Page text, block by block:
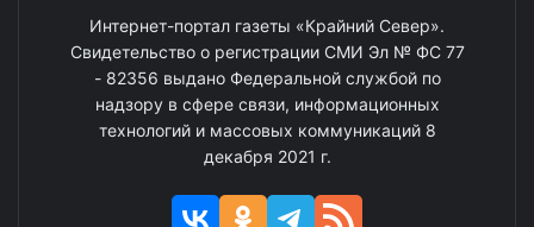
Интернет-портал газеты «Крайний Север».
Свидетельство о регистрации СМИ Эл № ФС 77
- 82356 выдано Федеральной службой по
надзору в сфере связи, информационных
технологий и массовых коммуникаций 8
декабря 2021 г.